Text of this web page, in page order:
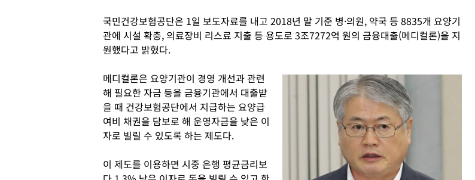
국민건강보험공단은 1일 보도자료를 내고 2018년 말 기준 병·의원, 약국 등 8835개 요양기
관에 시설 확충, 의료장비 리스료 지출 등 용도로 3조7272억 원의 금융대출(메디컬론)을 지
원했다고 밝혔다.
메디컬론은 요양기관이 경영 개선과 관련
해 필요한 자금 등을 금융기관에서 대출받
을 때 건강보험공단에서 지급하는 요양급
여비 채권을 담보로 해 운영자금을 낮은 이
자로 빌릴 수 있도록 하는 제도다.
이 제도를 이용하면 시중 은행 평균금리보